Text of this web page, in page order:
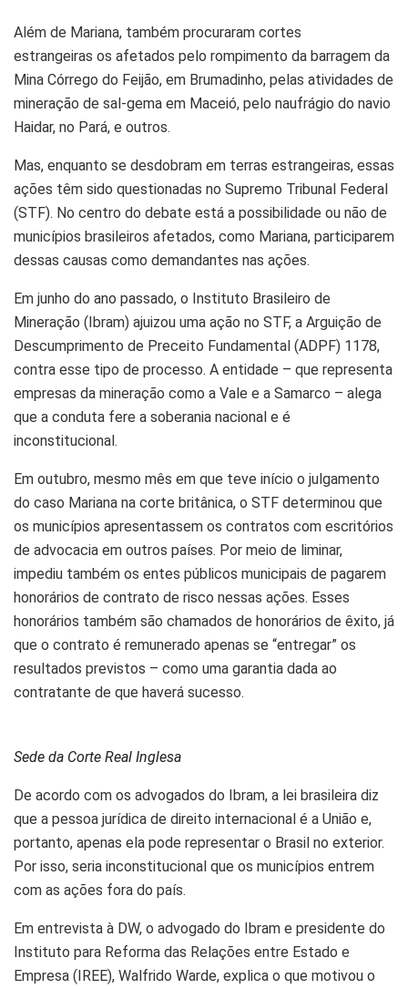
Além de Mariana, também procuraram cortes
estrangeiras os afetados pelo rompimento da barragem da
Mina Córrego do Feijão, em Brumadinho, pelas atividades de
mineração de sal-gema em Maceió, pelo naufrágio do navio
Haidar, no Pará, e outros.
Mas, enquanto se desdobram em terras estrangeiras, essas
ações têm sido questionadas no Supremo Tribunal Federal
(STF). No centro do debate está a possibilidade ou não de
municípios brasileiros afetados, como Mariana, participarem
dessas causas como demandantes nas ações.
Em junho do ano passado, o Instituto Brasileiro de
Mineração (Ibram) ajuizou uma ação no STF, a Arguição de
Descumprimento de Preceito Fundamental (ADPF) 1178,
contra esse tipo de processo. A entidade – que representa
empresas da mineração como a Vale e a Samarco – alega
que a conduta fere a soberania nacional e é
inconstitucional.
Em outubro, mesmo mês em que teve início o julgamento
do caso Mariana na corte britânica, o STF determinou que
os municípios apresentassem os contratos com escritórios
de advocacia em outros países. Por meio de liminar,
impediu também os entes públicos municipais de pagarem
honorários de contrato de risco nessas ações. Esses
honorários também são chamados de honorários de êxito, já
que o contrato é remunerado apenas se “entregar” os
resultados previstos – como uma garantia dada ao
contratante de que haverá sucesso.
Sede da Corte Real Inglesa
De acordo com os advogados do Ibram, a lei brasileira diz
que a pessoa jurídica de direito internacional é a União e,
portanto, apenas ela pode representar o Brasil no exterior.
Por isso, seria inconstitucional que os municípios entrem
com as ações fora do país.
Em entrevista à DW, o advogado do Ibram e presidente do
Instituto para Reforma das Relações entre Estado e
Empresa (IREE), Walfrido Warde, explica o que motivou o